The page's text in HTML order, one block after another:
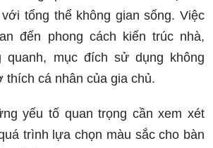
tổng thể không gian sống. Việc
đến phong cách kiến trúc nhà,
quanh, mục đích sử dụng không
thích cá nhân của gia chủ.
yếu tố quan trọng cần xem xét
trình lựa chọn màu sắc cho bàn